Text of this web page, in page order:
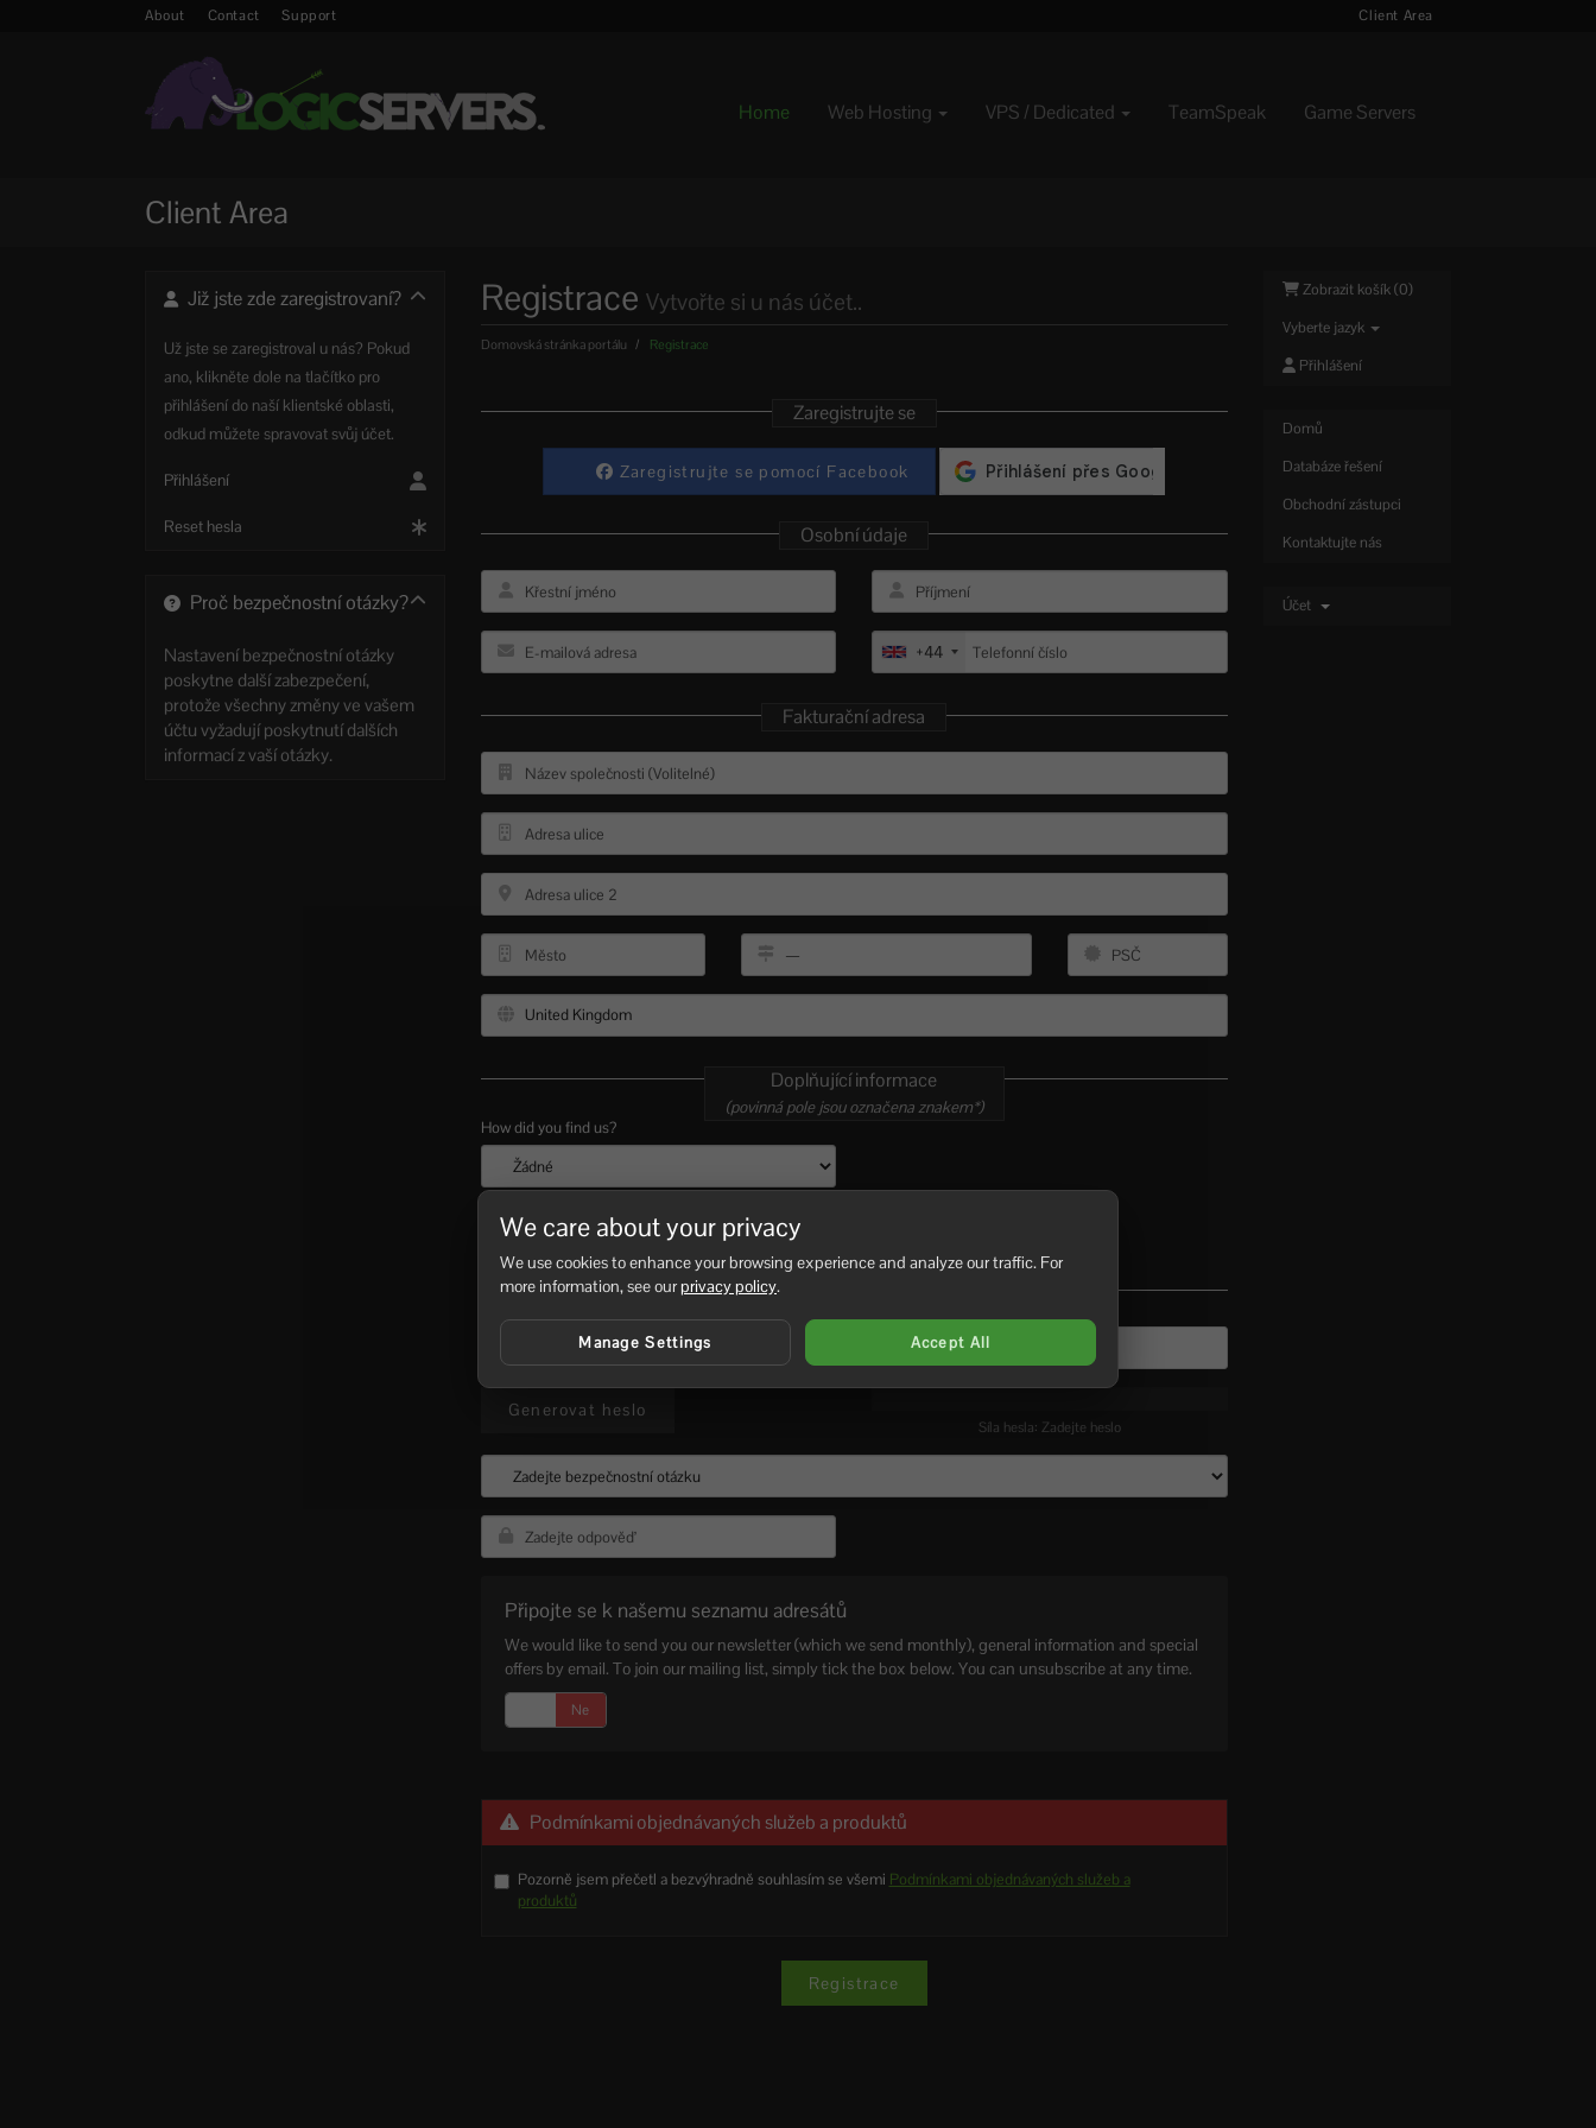
About Contact Support Client Area
Home Web Hosting VPS / Dedicated TeamSpeak Game Servers
Client Area
Zobrazit košík (0)
Vyberte jazyk
Přihlášení
Domů
Databáze řešení
Obchodní zástupci
Kontaktujte nás
Účet
Registrace Vytvořte si u nás účet..
Domovská stránka portálu Registrace
Již jste zde zaregistrovaní?
Už jste se zaregistroval u nás? Pokud
ano, klikněte dole na tlačítko pro
přihlášení do naší klientské oblasti,
odkud můžete spravovat svůj účet.
Přihlášení
Reset hesla
Zaregistrujte se
Zaregistrujte se pomocí Facebook
Osobní údaje
+44
Fakturační adresa
Doplňující informace
(povinná pole jsou označena znakem*)
How did you find us?
Generovat heslo
Síla hesla: Zadejte heslo
Připojte se k našemu seznamu adresátů
We would like to send you our newsletter (which we send monthly), general information and special
offers by email. To join our mailing list, simply tick the box below. You can unsubscribe at any time.
Ne
Podmínkami objednávaných služeb a produktů
Pozorně jsem přečetl a bezvýhradně souhlasím se všemi Podmínkami objednávaných služeb a
produktů
Proč bezpečnostní otázky?
Nastavení bezpečnostní otázky
poskytne další zabezpečení,
protože všechny změny ve vašem
účtu vyžadují poskytnutí dalších
informací z vaší otázky.
We care about your privacy
We use cookies to enhance your browsing experience and analyze our traffic. For
more information, see ourprivacy policy.
Manage Settings Accept All